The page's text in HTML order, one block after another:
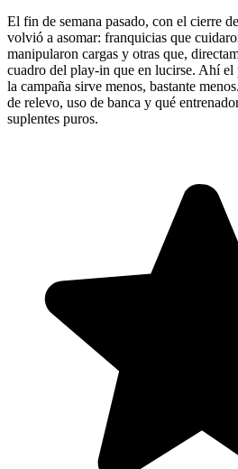
El fin de semana pasado, con el cierre
volvió a asomar: franquicias que
manipularon cargas y otras que,
cuadro del play-in que en lucirse. Ahí
la campaña sirve menos, bastante
de relevo, uso de banca y qué
suplentes puros.